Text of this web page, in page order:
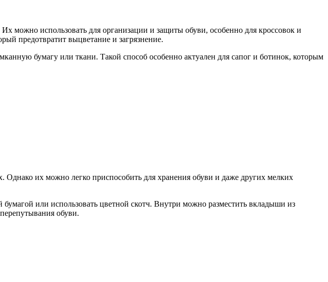
можно использовать для организации и защиты обуви, особенно для кроссовок и
предотвратит выцветание и загрязнение.
бумагу или ткани. Такой способ особенно актуален для сапог и ботинок, которым
Однако их можно легко приспособить для хранения обуви и даже других мелких
или использовать цветной скотч. Внутри можно разместить вкладыши из
обуви.